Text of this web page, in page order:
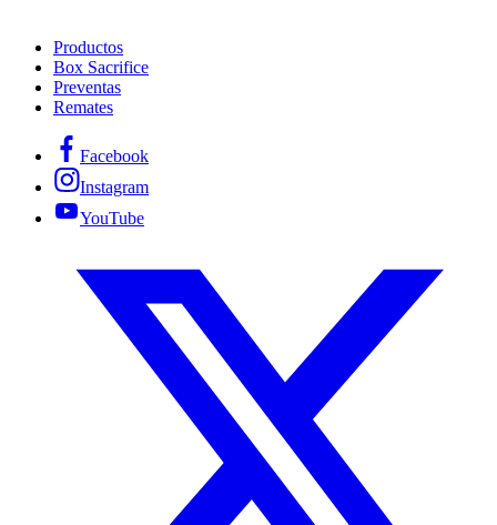
Productos
Box Sacrifice
Preventas
Remates
Facebook
Instagram
YouTube